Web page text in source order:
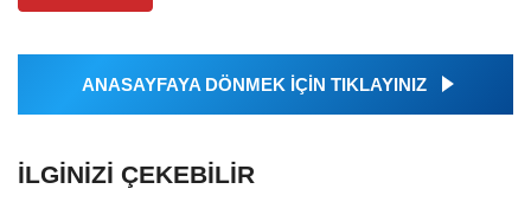
ANASAYFAYA DÖNMEK İÇİN TIKLAYINIZ
İLGINIZI ÇEKEBILIR